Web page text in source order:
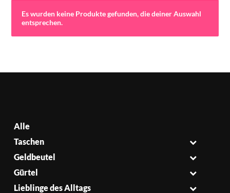
Es wurden keine Produkte gefunden, die deiner Auswahl
entsprechen.
Alle
Taschen
Geldbeutel
Gürtel
Lieblinge des Alltags